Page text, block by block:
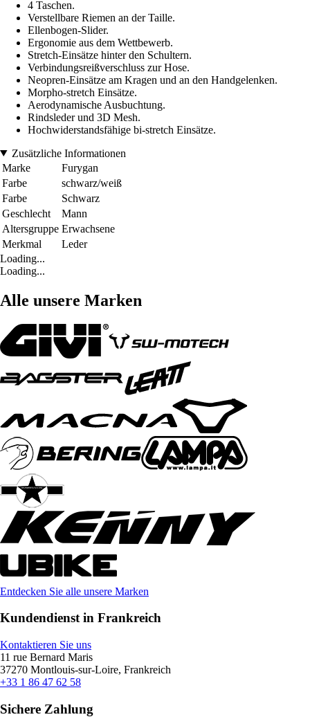
4 Taschen.
Verstellbare Riemen an der Taille.
Ellenbogen-Slider.
Ergonomie aus dem Wettbewerb.
Stretch-Einsätze hinter den Schultern.
Verbindungsreißverschluss zur Hose.
Neopren-Einsätze am Kragen und an den Handgelenken.
Morpho-stretch Einsätze.
Aerodynamische Ausbuchtung.
Rindsleder und 3D Mesh.
Hochwiderstandsfähige bi-stretch Einsätze.
Zusätzliche Informationen
Marke
Furygan
Farbe
schwarz/weiß
Farbe
Schwarz
Geschlecht
Mann
Altersgruppe Erwachsene
Merkmal
Leder
Loading...
Loading...
Alle unsere Marken
Entdecken Sie alle unsere Marken
Kundendienst in Frankreich
Kontaktieren Sie uns
11 rue Bernard Maris
37270 Montlouis-sur-Loire, Frankreich
+33 1 86 47 62 58
Sichere Zahlung